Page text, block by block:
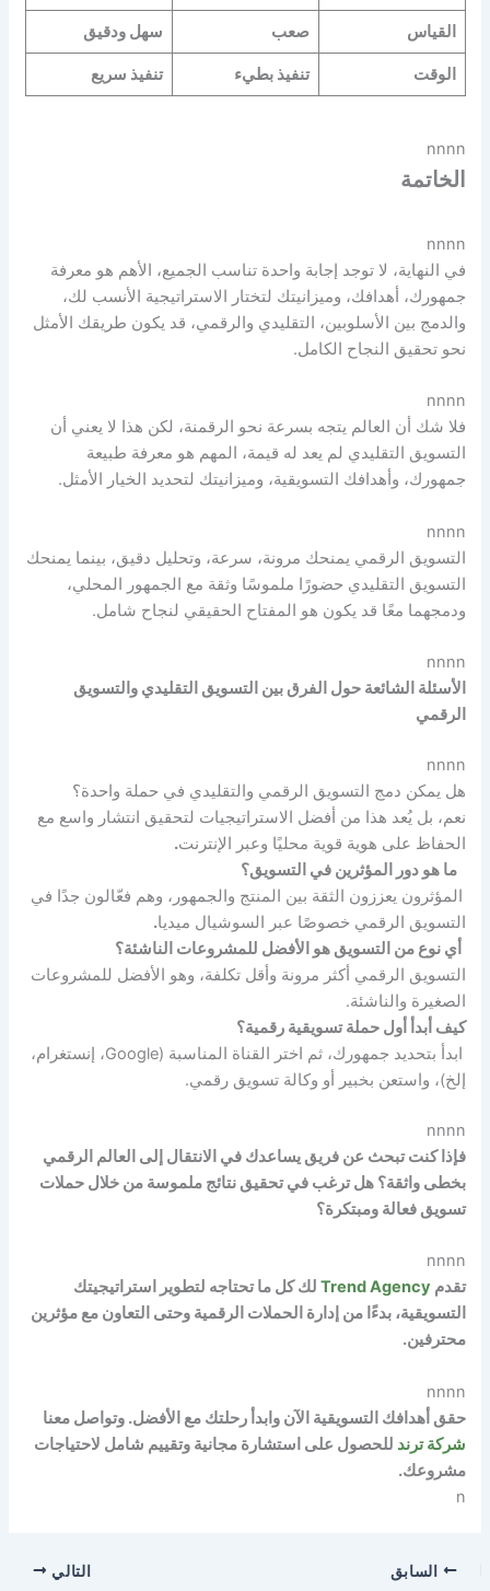
القياس صعب سهل ودقيق
الوقت تنفيذ بطيء تنفيذ سريع
nnnn
الخاتمة
nnnn
في النهاية، لا توجد إجابة واحدة تناسب الجميع، الأهم هو معرفة
جمهورك، أهدافك، وميزانيتك لتختار الاستراتيجية الأنسب لك،
والدمج بين الأسلوبين، التقليدي والرقمي، قد يكون طريقك الأمثل
نحو تحقيق النجاح الكامل.
nnnn
فلا شك أن العالم يتجه بسرعة نحو الرقمنة، لكن هذا لا يعني أن
التسويق التقليدي لم يعد له قيمة، المهم هو معرفة طبيعة
جمهورك، وأهدافك التسويقية، وميزانيتك لتحديد الخيار الأمثل.
nnnn
التسويق الرقمي يمنحك مرونة، سرعة، وتحليل دقيق، بينما يمنحك
التسويق التقليدي حضورًا ملموسًا وثقة مع الجمهور المحلي،
ودمجهما معًا قد يكون هو المفتاح الحقيقي لنجاح شامل.
nnnn
الأسئلة الشائعة حول الفرق بين التسويق التقليدي والتسويق
الرقمي
nnnn
هل يمكن دمج التسويق الرقمي والتقليدي في حملة واحدة؟
نعم، بل يُعد هذا من أفضل الاستراتيجيات لتحقيق انتشار واسع مع
الحفاظ على هوية قوية محليًا وعبر الإنترنت.
ما هو دور المؤثرين في التسويق؟
المؤثرون يعززون الثقة بين المنتج والجمهور، وهم فعّالون جدًا في
التسويق الرقمي خصوصًا عبر السوشيال ميديا.
أي نوع من التسويق هو الأفضل للمشروعات الناشئة؟
التسويق الرقمي أكثر مرونة وأقل تكلفة، وهو الأفضل للمشروعات
الصغيرة والناشئة.
كيف أبدأ أول حملة تسويقية رقمية؟
ابدأ بتحديد جمهورك، ثم اختر القناة المناسبة (Google، إنستغرام،
إلخ)، واستعن بخبير أو وكالة تسويق رقمي.
nnnn
فإذا كنت تبحث عن فريق يساعدك في الانتقال إلى العالم الرقمي
بخطى واثقة؟ هل ترغب في تحقيق نتائج ملموسة من خلال حملات
تسويق فعالة ومبتكرة؟
nnnn
تقدم Trend Agency لك كل ما تحتاجه لتطوير استراتيجيتك
التسويقية، بدءًا من إدارة الحملات الرقمية وحتى التعاون مع مؤثرين
محترفين.
nnnn
حقق أهدافك التسويقية الآن وابدأ رحلتك مع الأفضل. وتواصل معنا
شركة ترند للحصول على استشارة مجانية وتقييم شامل لاحتياجات
مشروعك.
n
السابق التالي